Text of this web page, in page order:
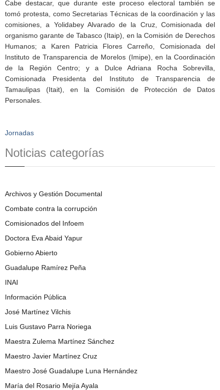
Cabe destacar, que durante este proceso electoral también se
tomó protesta, como Secretarias Técnicas de la coordinación y las
comisiones, a Yolidabey Alvarado de la Cruz, Comisionada del
organismo garante de Tabasco (Itaip), en la Comisión de Derechos
Humanos; a Karen Patricia Flores Carreño, Comisionada del
Instituto de Transparencia de Morelos (Imipe), en la Coordinación
de la Región Centro; y a Dulce Adriana Rocha Sobrevilla,
Comisionada Presidenta del Instituto de Transparencia de
Tamaulipas (Itait), en la Comisión de Protección de Datos
Personales.
Jornadas
Noticias categorías
Archivos y Gestión Documental
Combate contra la corrupción
Comisionados del Infoem
Doctora Eva Abaid Yapur
Gobierno Abierto
Guadalupe Ramírez Peña
INAI
Información Pública
José Martínez Vilchis
Luis Gustavo Parra Noriega
Maestra Zulema Martínez Sánchez
Maestro Javier Martínez Cruz
Maestro José Guadalupe Luna Hernández
María del Rosario Mejía Ayala